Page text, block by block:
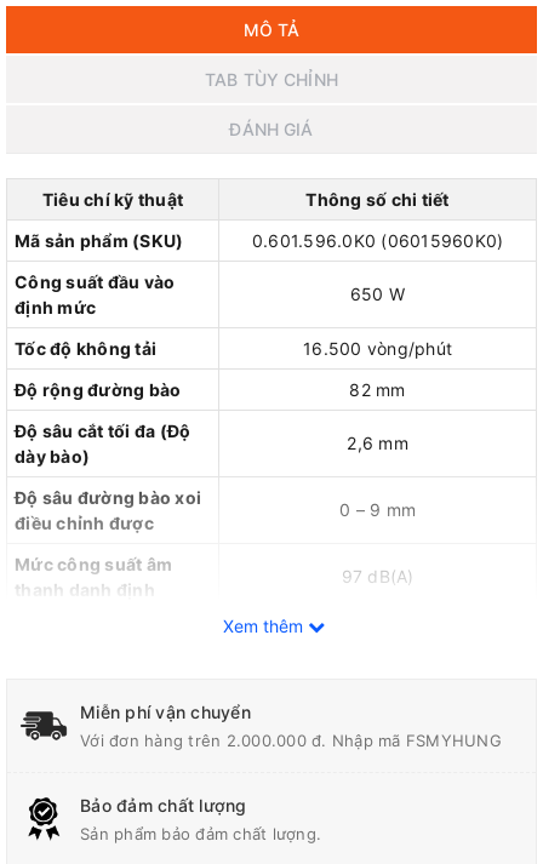
MÔ TẢ
TAB TÙY CHỈNH
ĐÁNH GIÁ
Tiêu chí kỹ thuật
Thông số chi tiết
Mã sản phẩm (SKU)
0.601.596.0K0 (06015960K0)
Công suất đầu vào
định mức
650 W
Tốc độ không tải
16.500 vòng/phút
Độ rộng đường bào
82 mm
Độ sâu cắt tối đa (Độ
dày bào)
2,6 mm
Độ sâu đường bào xoi
điều chỉnh được
0 – 9 mm
Mức công suất âm
thanh danh định
97 dB(A)
kèm
song song, Khóa đầu lục giác
Thông tin sản phẩm
Xem thêm
Miễn phí vận chuyển
Với đơn hàng trên 2.000.000 đ. Nhập mã FSMYHUNG
Bảo đảm chất lượng
Sản phẩm bảo đảm chất lượng.